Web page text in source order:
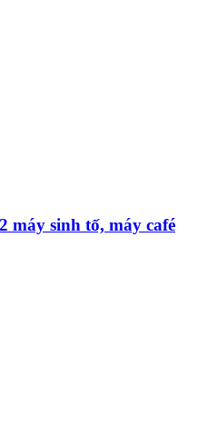
máy sinh tố, máy café